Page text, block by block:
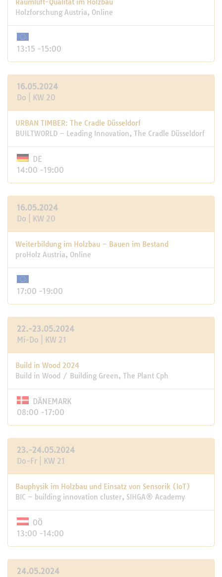
Raumluft-Qualität im Holzbau
Holzforschung Austria, Online
13:15 -15:00
16.05.2024
Do | KW 20
URBAN TIMBER: The Cradle Düsseldorf
BUILTWORLD – Leading Innovation, The Cradle Düsseldorf
DE
14:00 -19:00
16.05.2024
Do | KW 20
Weiterbildung im Holzbau – Bauen im Bestand
proHolz Austria, Online
17:00 -19:00
22.-23.05.2024
Mi-Do | KW 21
Build in Wood 2024
Build in Wood / Building Green, The Plant Cph
DÄNEMARK
08:00 -17:00
23.-24.05.2024
Do-Fr | KW 21
Bauphysik im Holzbau und Einsatz von Sensorik (IoT)
BIC – building innovation cluster, SIHGA® Academy
OÖ
13:00 -14:00
24.05.2024